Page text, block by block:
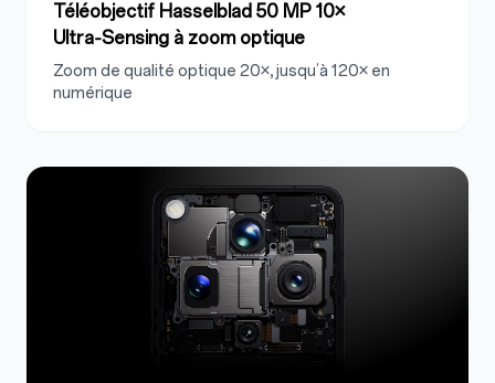
Téléobjectif Hasselblad 50 MP 10×
Ultra‑Sensing à zoom optique
Zoom de qualité optique 20×, jusqu’à 120× en
numérique